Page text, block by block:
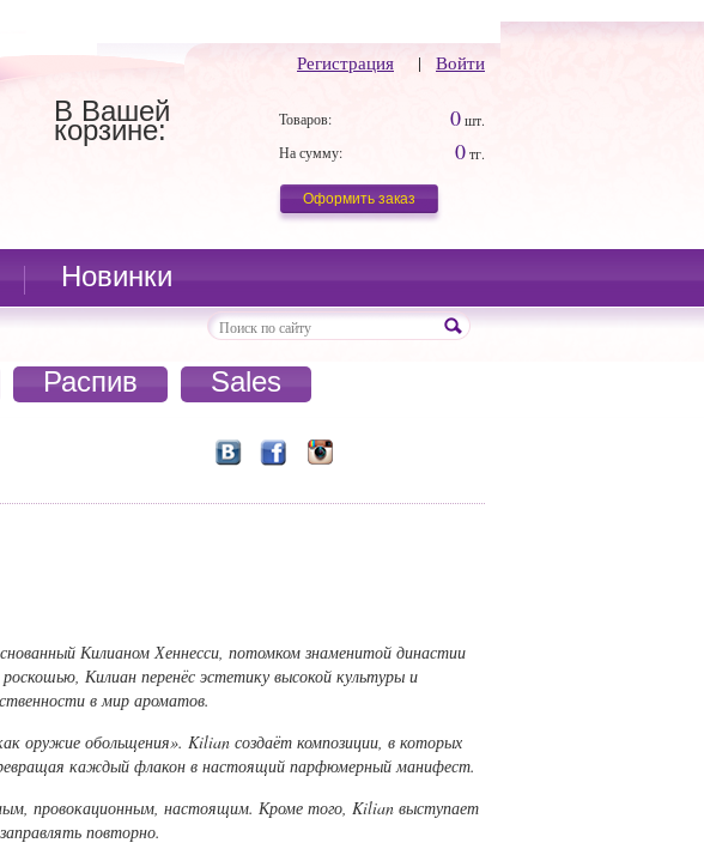
Регистрация | Войти
В Вашей
корзине: Товаров: 0шт.
На сумму:
0тг.
Оформить заказ
Новинки
Распив Sales
Килианом Хеннесси, потомком знаменитой династии
Килиан перенёс эстетику высокой культуры и
в мир ароматов.
оружие обольщения». Kilian создаёт композиции, в которых
каждый флакон в настоящий парфюмерный манифест.
провокационным, настоящим. Кроме того, Kilian выступает
повторно.